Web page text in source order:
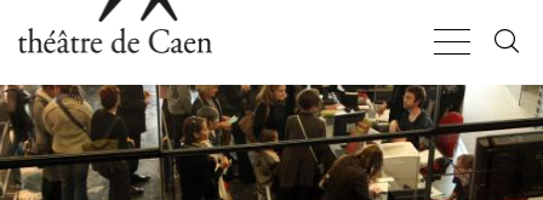
au
contenu
principal
Panneau de gestion des cookies